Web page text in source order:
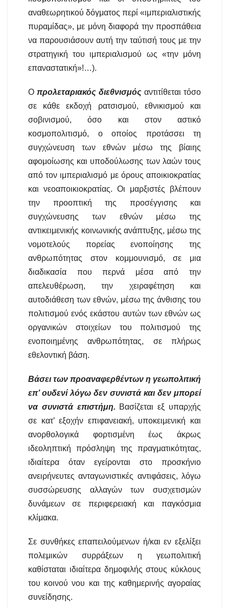
αναθεωρητικού δόγματος περί «ιμπεριαλιστικής
πυραμίδας», με μόνη διαφορά την προσπάθεια
να παρουσιάσουν αυτή την ταύτισή τους με την
στρατηγική του ιμπεριαλισμού ως «την μόνη
επαναστατική»!…).
Ο προλεταριακός διεθνισμός αντιτίθεται τόσο
σε κάθε εκδοχή ρατσισμού, εθνικισμού και
σοβινισμού, όσο και στον αστικό
κοσμοπολιτισμό, ο οποίος προτάσσει τη
συγχώνευση των εθνών μέσω της βίαιης
αφομοίωσης και υποδούλωσης των λαών τους
από τον ιμπεριαλισμό με όρους αποικιοκρατίας
και νεοαποικιοκρατίας. Οι μαρξιστές βλέπουν
την προοπτική της προσέγγισης και
συγχώνευσης των εθνών μέσω της
αντικειμενικής κοινωνικής ανάπτυξης, μέσω της
νομοτελούς πορείας ενοποίησης της
ανθρωπότητας στον κομμουνισμό, σε μια
διαδικασία που περνά μέσα από την
απελευθέρωση, την χειραφέτηση και
αυτοδιάθεση των εθνών, μέσω της άνθισης του
πολιτισμού ενός εκάστου αυτών των εθνών ως
οργανικών στοιχείων του πολιτισμού της
ενοποιημένης ανθρωπότητας, σε πλήρως
εθελοντική βάση.
Βάσει των προαναφερθέντων η γεωπολιτική
επ’ ουδενί λόγω δεν συνιστά και δεν μπορεί
να συνιστά επιστήμη. Βασίζεται εξ υπαρχής
σε κατ’ εξοχήν επιφανειακή, υποκειμενική και
ανορθολογικά φορτισμένη έως άκρως
ιδεοληπτική πρόσληψη της πραγματικότητας,
ιδιαίτερα όταν εγείρονται στο προσκήνιο
ανειρήνευτες ανταγωνιστικές αντιφάσεις, λόγω
συσσώρευσης αλλαγών των συσχετισμών
δυνάμεων σε περιφερειακή και παγκόσμια
κλίμακα.
Σε συνθήκες επαπειλούμενων ή/και εν εξελίξει
πολεμικών συρράξεων η γεωπολιτική
καθίσταται ιδιαίτερα δημοφιλής στους κύκλους
του κοινού νου και της καθημερινής αγοραίας
συνείδησης.